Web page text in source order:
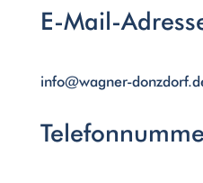
E-Mail-
info@wagner-